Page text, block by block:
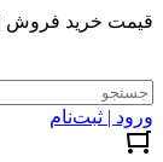
قیمت خرید فروش
ورود | ثبت‌نام